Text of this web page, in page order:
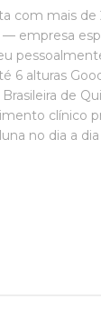
com mais
— empresa
6 alturas
de
clínico
no dia a